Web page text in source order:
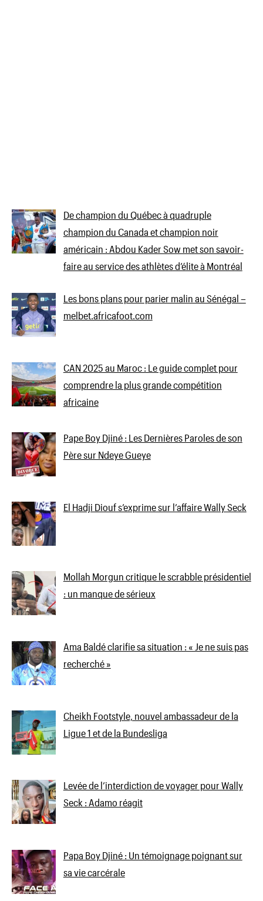
De champion du Québec à quadruple
champion du Canada et champion noir
américain : Abdou Kader Sow met son savoir-
faire au service des athlètes d’élite à Montréal
Les bons plans pour parier malin au Sénégal –
melbet.africafoot.com
CAN 2025 au Maroc : Le guide complet pour
comprendre la plus grande compétition
africaine
Pape Boy Djiné : Les Dernières Paroles de son
Père sur Ndeye Gueye
El Hadji Diouf s’exprime sur l’affaire Wally Seck
Mollah Morgun critique le scrabble présidentiel
: un manque de sérieux
Ama Baldé clarifie sa situation : « Je ne suis pas
recherché »
Cheikh Footstyle, nouvel ambassadeur de la
Ligue 1 et de la Bundesliga
Levée de l’interdiction de voyager pour Wally
Seck : Adamo réagit
Papa Boy Djiné : Un témoignage poignant sur
sa vie carcérale